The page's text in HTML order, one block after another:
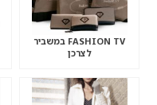
FASHION TV במשביר
לצרכן